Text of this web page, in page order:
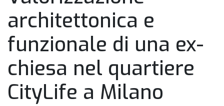
architettonica e
funzionale di una ex-
chiesa nel quartiere
CityLife a Milano